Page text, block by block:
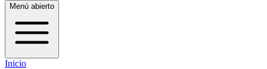
Menú abierto
Inicio